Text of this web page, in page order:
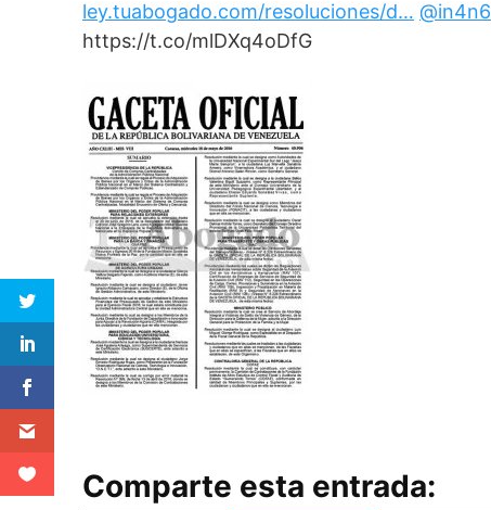
ley.tuabogado.com/resoluciones/d… @in4n6
https://t.co/mlDXq4oDfG
Comparte esta entrada: